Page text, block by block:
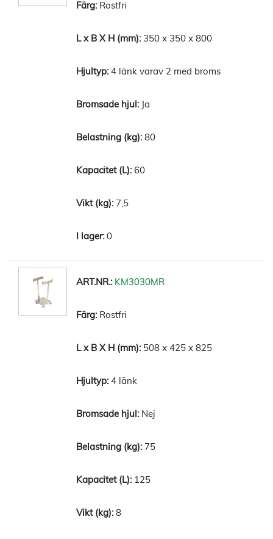
Rostfri
350 x 350 x 800
4 länk varav 2 med broms
Ja
80
60
7,5
0
KM3030MR
Rostfri
508 x 425 x 825
4 länk
Nej
75
125
8